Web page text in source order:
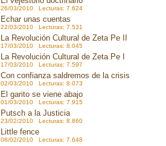
26/03/2010 Lecturas: 7.624
Echar unas cuentas
22/03/2010 Lecturas: 7.531
La Revolución Cultural de Zeta Pe II
17/03/2010 Lecturas: 8.045
La Revolución Cultural de Zeta Pe I
17/03/2010 Lecturas: 7.597
Con confianza saldremos de la crisis
02/03/2010 Lecturas: 8.073
El garito se viene abajo
01/03/2010 Lecturas: 7.915
Putsch a la Justicia
23/02/2010 Lecturas: 8.860
Little fence
08/02/2010 Lecturas: 7.648